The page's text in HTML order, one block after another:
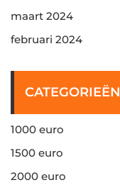
maart 2024
februari 2024
CATEGORIEËN
1000 euro
1500 euro
2000 euro